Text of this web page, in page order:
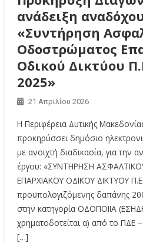
ανάδειξη
«Συντήρηση
Οδοστρώματος
Οδικού Δικτύου
2025»
21 Απριλίου 2026
Η Περιφέρεια Δυτικής
προκηρύσσει δημόσιο
με ανοιχτή διαδικασία, για την
έργου: «ΣΥΝΤΗΡΗΣΗ
ΕΠΑΡΧΙΑΚΟΥ ΟΔΙΚΟΥ ΔΙΚΤΥΟΥ
προϋπολογιζόμενης δαπάνης
στην κατηγορία ΟΔΟΠΟΙΙΑ
χρηματοδοτείται α) από το ΠΔΕ
[…]